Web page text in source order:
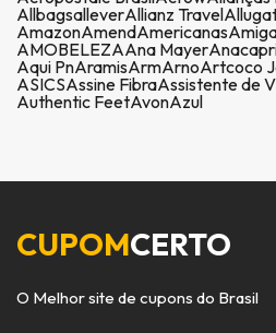
AllbagsalleverAllianz Travel
AmazonAmendAmericanas
AMOBELEZAAna Mayer
Aqui PnAramisArmArnoArtcoco
ASICSAssine FibraAssistente de
Authentic FeetAvonAzul
CUPOMCERTO
O Melhor site de cupons do Brasil